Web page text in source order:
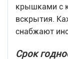
крышками с
вскрытия.
снабжают
Срок